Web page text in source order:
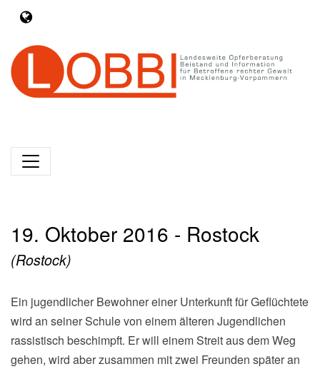
19. Oktober 2016 - Rostock
(Rostock)
Ein jugendlicher Bewohner einer Unterkunft für Geflüchtete
wird an seiner Schule von einem älteren Jugendlichen
rassistisch beschimpft. Er will einem Streit aus dem Weg
gehen, wird aber zusammen mit zwei Freunden später an